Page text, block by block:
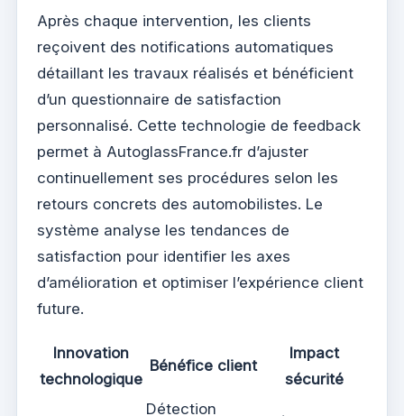
Après chaque intervention, les clients
reçoivent des notifications automatiques
détaillant les travaux réalisés et bénéficient
d’un questionnaire de satisfaction
personnalisé. Cette technologie de feedback
permet à AutoglassFrance.fr d’ajuster
continuellement ses procédures selon les
retours concrets des automobilistes. Le
système analyse les tendances de
satisfaction pour identifier les axes
d’amélioration et optimiser l’expérience client
future.
Innovation
technologique
Bénéfice client
Impact
sécurité
Détection